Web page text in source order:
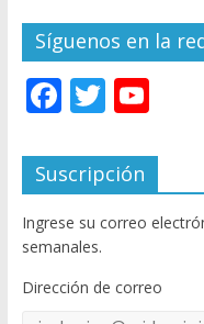
Síguenos en la
F
e
b
o
o
k
T
itt
er
Y
u
T
u
e
Suscripción
Ingrese su correo
semanales.
Dirección de correo